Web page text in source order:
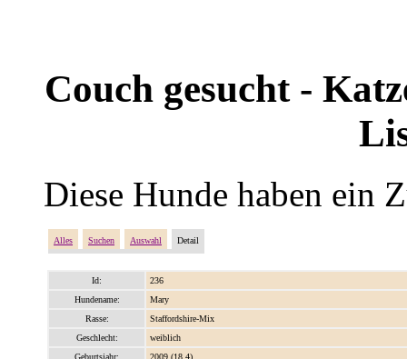
Couch gesucht -
Diese Hunde haben ein
Alles Suchen Auswahl Detail
Id:
236
Hundename:
Mary
Rasse:
Staffordshire-Mix
Geschlecht:
weiblich
Geburtsjahr:
2009 (18.4)